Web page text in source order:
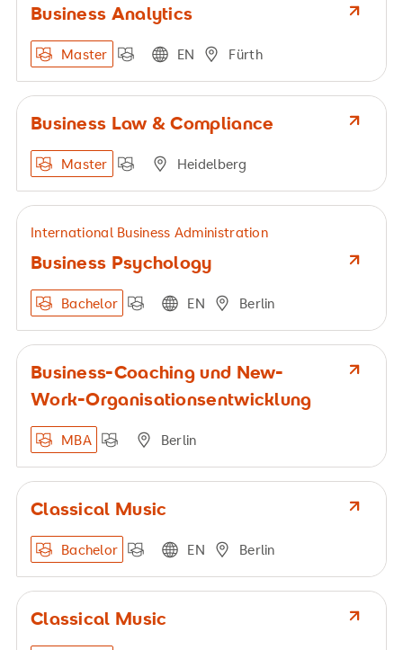
Business Analytics
Master EN Fürth
Business Law & Compliance
Master Heidelberg
International Business Administration
Business Psychology
Bachelor EN Berlin
Business-Coaching und New-
Work-Organisationsentwicklung
MBA Berlin
Classical Music
Bachelor EN Berlin
Classical Music